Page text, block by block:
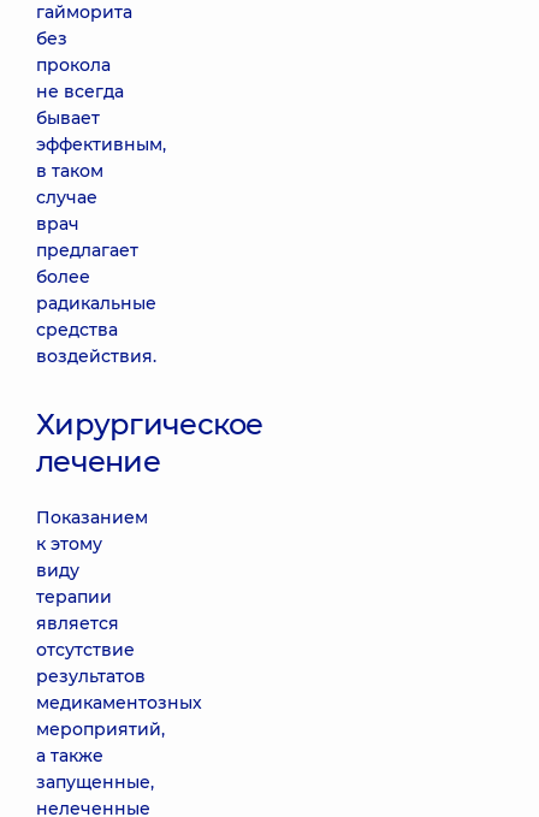
гайморита
без
прокола
не всегда
бывает
эффективным,
в таком
случае
врач
предлагает
более
радикальные
средства
воздействия.
Хирургическое
лечение
Показанием
к этому
виду
терапии
является
отсутствие
результатов
медикаментозных
мероприятий,
а также
запущенные,
нелеченные